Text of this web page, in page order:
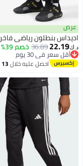
بنطلون رياضي فاخر ناعم
36.89خصم 39%
في 30 يوم
في 30 يوم
احصل عليه خلال 13 - 14